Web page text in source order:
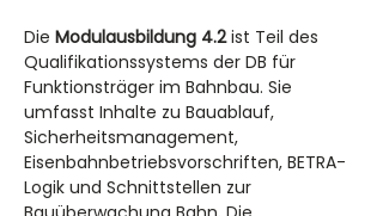
Die Modulausbildung 4.2 ist Teil des
Qualifikationssystems der DB für
Funktionsträger im Bahnbau. Sie
umfasst Inhalte zu Bauablauf,
Sicherheitsmanagement,
Eisenbahnbetriebsvorschriften, BETRA-
Logik und Schnittstellen zur